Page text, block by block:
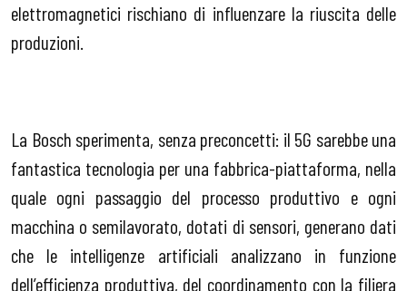
elettromagnetici rischiano di influenzare la riuscita delle
produzioni.
La Bosch sperimenta, senza preconcetti: il 5G sarebbe una
fantastica tecnologia per una fabbrica-piattaforma, nella
quale ogni passaggio del processo produttivo e ogni
macchina o semilavorato, dotati di sensori, generano dati
che le intelligenze artificiali analizzano in funzione
dell’efficienza produttiva, del coordinamento con la filiera